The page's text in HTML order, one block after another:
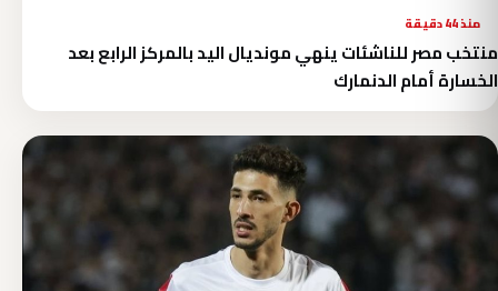
منذ 44 دقيقة
منتخب مصر للناشئات ينهي مونديال اليد بالمركز الرابع بعد
الخسارة أمام الدنمارك